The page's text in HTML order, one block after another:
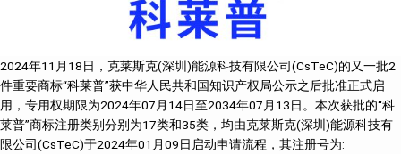
2024年11月18日，克莱斯克(深圳)能源科技有限公司(CsTeC)的又一批2
件重要商标“科莱普”获中华人民共和国知识产权局公示之后批准正式启
用，专用权期限为2024年07月14日至2034年07月13日。本次获批的“科
莱普”商标注册类别分别为17类和35类，均由克莱斯克(深圳)能源科技有
限公司(CsTeC)于2024年01月09日启动申请流程，其注册号为: